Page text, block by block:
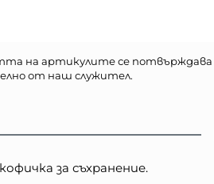
на артикулите се потвърждава
от наш служител.
за съхранение.